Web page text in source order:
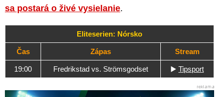
sa postará o živé vysielanie.
Eliteserien: Nórsko
Čas Zápas Stream
19:00 Fredrikstad vs. Strömsgodset ▶️ Tipsport